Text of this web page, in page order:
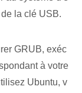
la clé USB.
GRUB, exéc
à votre
Ubuntu, v